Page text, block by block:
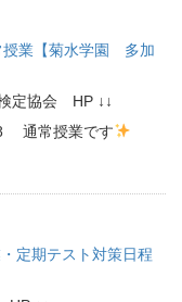
業【菊水学園 多加
定協会 HP ↓↓
通常授業です
定期テスト対策日程